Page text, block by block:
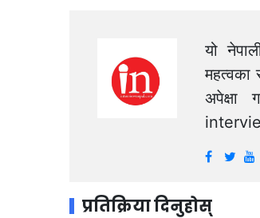
यो
महत्वका
अपेक्षा
प्रतिक्रिया दिनुहोस्